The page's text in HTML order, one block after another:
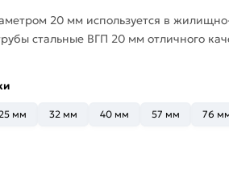
20 мм используется в
стальные ВГП 20 мм отличного
мм 32 мм 40 мм 57 мм 76